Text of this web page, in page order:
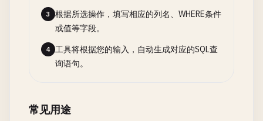
3
根据所选操作，填写相应的列名、WHERE条件
或值等字段。
4
工具将根据您的输入，自动生成对应的SQL查
询语句。
常见用途